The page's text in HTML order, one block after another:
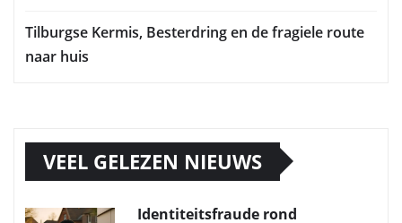
Tilburgse Kermis, Besterdring en de fragiele route
naar huis
VEEL GELEZEN NIEUWS
Identiteitsfraude rond